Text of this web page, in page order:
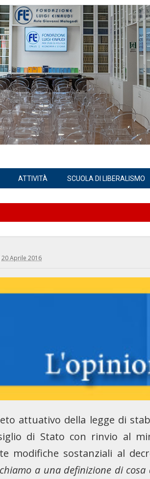
ATTIVITÀ SCUOLA DI LIBERALISMO
20 Aprile 2016
attuativo della legge di
di Stato con rinvio al
modifiche sostanziali al
a una definizione di